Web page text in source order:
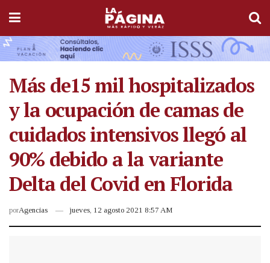
Más de15 mil hospitalizados
y la ocupación de camas de
cuidados intensivos llegó al
90% debido a la variante
Delta del Covid en Florida
porAgencias jueves, 12 agosto 2021 8:57 AM